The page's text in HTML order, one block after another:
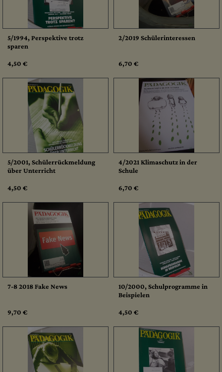
5/1994, Perspektive trotz
sparen
4,50 €
2/2019 Schülerinteressen
6,70 €
5/2001, Schülerrückmeldung
über Unterricht
4,50 €
4/2021 Klimaschutz in der
Schule
6,70 €
7-8 2018 Fake News
9,70 €
10/2000, Schulprogramme in
Beispielen
4,50 €